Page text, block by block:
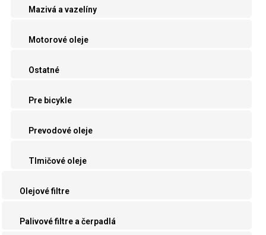
Mazivá a vazelíny
Motorové oleje
Ostatné
Pre bicykle
Prevodové oleje
Tlmičové oleje
Olejové filtre
Palivové filtre a čerpadlá